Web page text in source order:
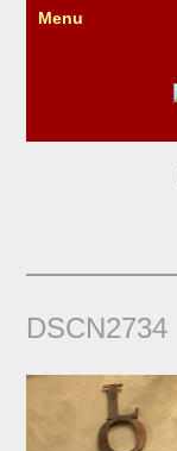
Menu
DSCN2734